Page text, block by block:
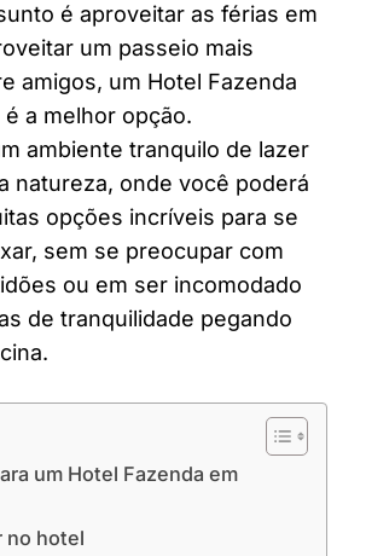
é aproveitar as férias em
um passeio mais
amigos, um Hotel Fazenda
é a melhor opção.
ambiente tranquilo de lazer
natureza, onde você poderá
opções incríveis para se
sem se preocupar com
ou em ser incomodado
de tranquilidade pegando
um Hotel Fazenda em
no hotel